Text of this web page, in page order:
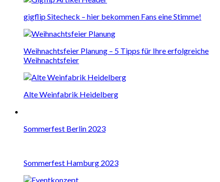
gigflip Sitecheck – hier bekommen Fans eine Stimme!
Weihnachtsfeier Planung – 5 Tipps für Ihre erfolgreiche
Weihnachtsfeier
Alte Weinfabrik Heidelberg
Sommerfest Berlin 2023
Sommerfest Hamburg 2023